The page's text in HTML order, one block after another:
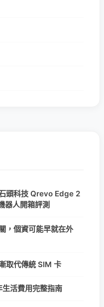
頭科技 Qrevo Edge 2
器人開箱評測
，個資可能早就在外
取代傳統 SIM 卡
活費用完整指南